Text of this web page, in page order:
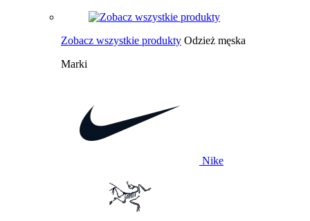
Zobacz wszystkie produkty Odzież męska
Marki
Nike